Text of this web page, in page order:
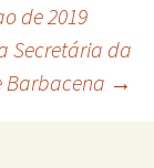
de 2019
Secretária da
Barbacena →